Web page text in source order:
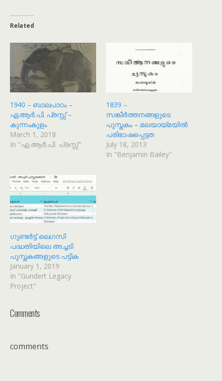
Related
1940 – ബാലപാഠം –
ഏ.ആർ.പി. പ്രസ്സ് –
കുന്നംകുളം
March 1, 2018
In "എ.ആർ.പി. പ്രസ്സ്"
1839 –
സങ്കീർത്തനങ്ങളുടെ
പുസ്തകം – മലയായ്മയിൽ
പരിഭാഷപ്പെട്ടത
July 18, 2013
In "Benjamin Bailey"
ഗുണ്ടർട്ട് ലെഗസി
പദ്ധതിയിലെ അച്ചടി
പുസ്തകങ്ങളുടെ പട്ടിക
January 1, 2019
In "Gundert Legacy
Project"
Comments
comments